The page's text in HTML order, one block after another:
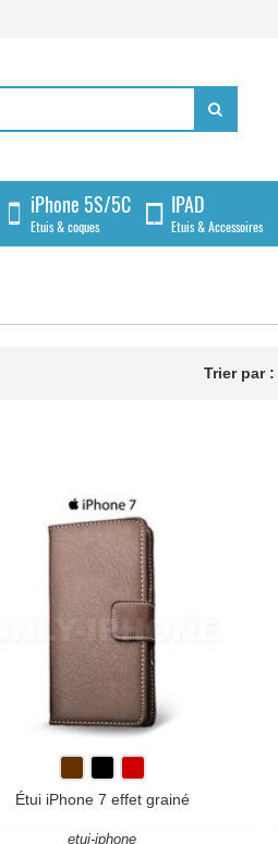

iPhone 5S/5C
Etuis & coques
IPAD
Etuis & Accessoires
Trier par :
Étui iPhone 7 effet grainé
etui-iphone